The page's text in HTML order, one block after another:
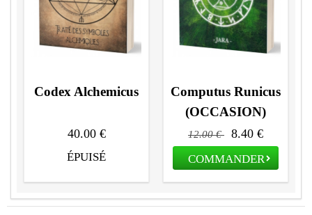
Codex Alchemicus
40.00 €
ÉPUISÉ
Computus Runicus
(OCCASION)
12.00 € 8.40 €
COMMANDER